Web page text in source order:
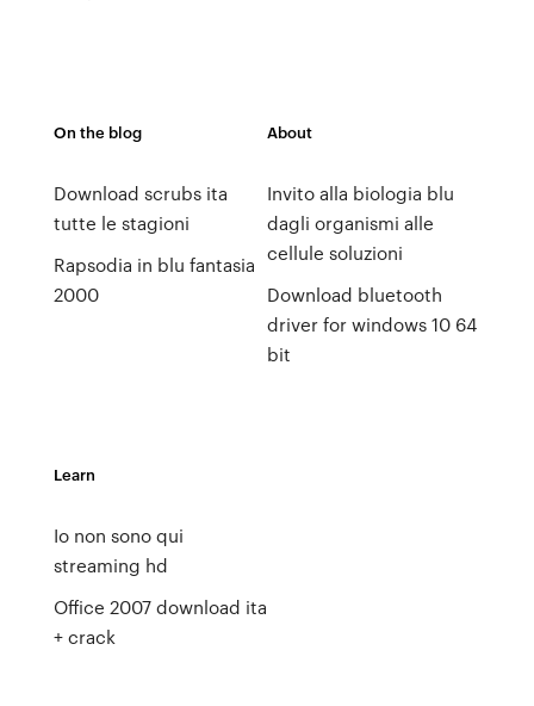
On the blog
Download scrubs ita
tutte le stagioni
Rapsodia in blu fantasia
2000
About
Invito alla biologia blu
dagli organismi alle
cellule soluzioni
Download bluetooth
driver for windows 10 64
bit
Learn
Io non sono qui
streaming hd
Office 2007 download ita
+ crack